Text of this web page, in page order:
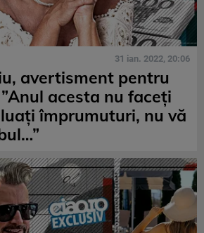
31 ian. 2022, 20:06
avertisment pentru
acesta nu faceți
împrumuturi, nu vă